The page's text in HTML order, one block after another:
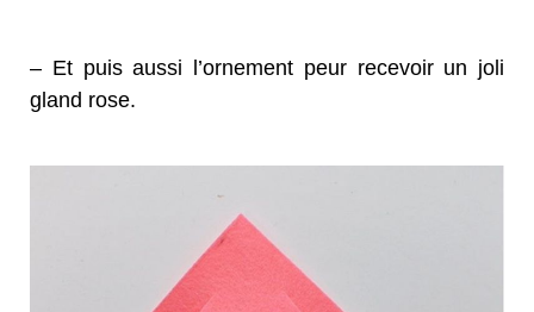
– Et puis aussi l’ornement peur recevoir un joli
gland rose.